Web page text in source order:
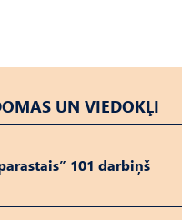
UN VIEDOKĻI
101 darbiņš